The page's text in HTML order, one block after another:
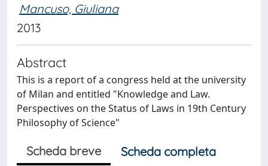
Mancuso, Giuliana
2013
Abstract
This is a report of a congress held at the university
of Milan and entitled "Knowledge and Law.
Perspectives on the Status of Laws in 19th Century
Philosophy of Science"
Scheda breve
Scheda completa